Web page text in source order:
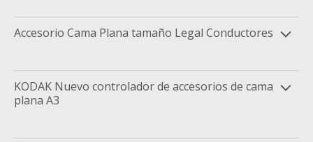
Accesorio Cama Plana tamaño Legal Conductores
KODAK Nuevo controlador de accesorios de cama
plana A3